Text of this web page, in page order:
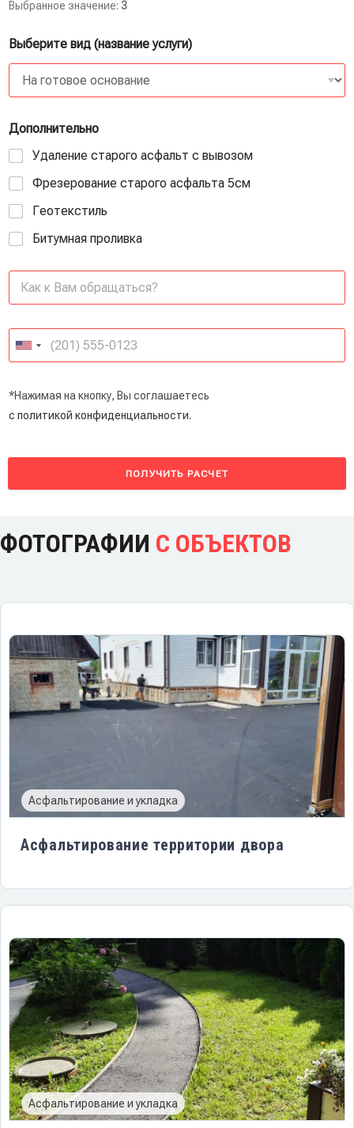
Выбранное значение: 3
Выберите вид (название услуги)
Дополнительно
Удаление старого асфальт с вывозом
Фрезерование старого асфальта 5см
Геотекстиль
Битумная проливка
*Нажимая на кнопку, Вы соглашаетесь
с политикой конфиденциальности.
ПОЛУЧИТЬ РАСЧЕТ
ФОТОГРАФИИ С ОБЪЕКТОВ
Асфальтирование и укладка
Асфальтирование территории двора
Асфальтирование и укладка